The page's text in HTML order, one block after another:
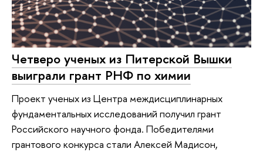
Четверо ученых из Питерской Вышки
выиграли грант РНФ по химии
Проект ученых из Центра междисциплинарных
фундаментальных исследований получил грант
Российского научного фонда. Победителями
грантового конкурса стали Алексей Мадисон,